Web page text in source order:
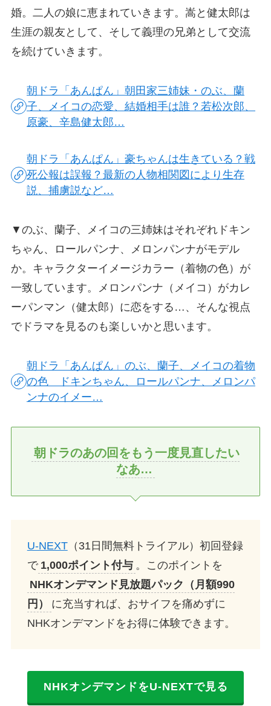
婚。二人の娘に恵まれていきます。嵩と健太郎は
生涯の親友として、そして義理の兄弟として交流
を続けていきます。
朝ドラ「あんぱん」朝田家三姉妹・のぶ、蘭
子、メイコの恋愛、結婚相手は誰？若松次郎、
原豪、辛島健太郎…
朝ドラ「あんぱん」豪ちゃんは生きている？戦
死公報は誤報？最新の人物相関図により生存
説、捕虜説など…
▼のぶ、蘭子、メイコの三姉妹はそれぞれドキン
ちゃん、ロールパンナ、メロンパンナがモデル
か。キャラクターイメージカラー（着物の色）が
一致しています。メロンパンナ（メイコ）がカレ
ーパンマン（健太郎）に恋をする…、そんな視点
でドラマを見るのも楽しいかと思います。
朝ドラ「あんぱん」のぶ、蘭子、メイコの着物
の色 ドキンちゃん、ロールパンナ、メロンパ
ンナのイメー…
朝ドラのあの回をもう一度見直したい
なあ…
U-NEXT（31日間無料トライアル）初回登録
で 1,000ポイント付与 。このポイントを
NHKオンデマンド見放題パック（月額990
円）
に充当すれば、おサイフを痛めずに
NHKオンデマンドをお得に体験できます。
NHKオンデマンドをU-NEXTで見る